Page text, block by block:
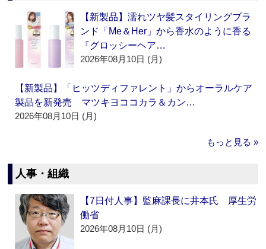
【新製品】濡れツヤ髪スタイリングブラ
ンド「Me＆Her」から香水のように香る
『グロッシーヘア…
2026年08月10日 (月)
【新製品】「ヒッツディファレント」からオーラルケア
製品を新発売 マツキヨココカラ＆カン…
2026年08月10日 (月)
もっと見る »
人事・組織
【7日付人事】監麻課長に井本氏 厚生労
働省
2026年08月10日 (月)